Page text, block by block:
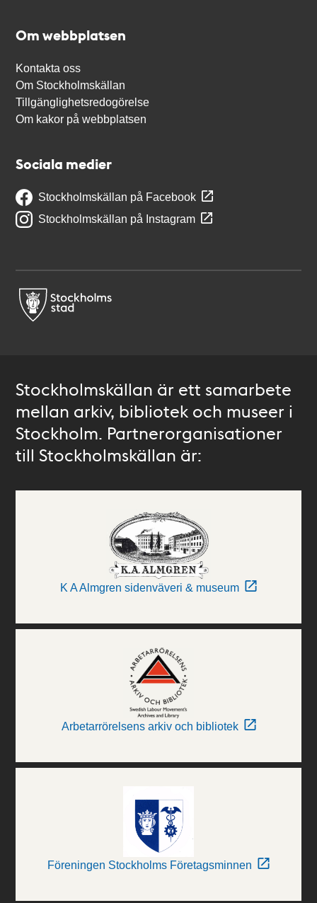
Om webbplatsen
Kontakta oss
Om Stockholmskällan
Tillgänglighetsredogörelse
Om kakor på webbplatsen
Sociala medier
Stockholmskällan på Facebook
Stockholmskällan på Instagram
Stockholmskällan är ett samarbete
mellan arkiv, bibliotek och museer i
Stockholm. Partnerorganisationer
till Stockholmskällan är:
K A Almgren sidenväveri & museum
Arbetarrörelsens arkiv och bibliotek
Föreningen Stockholms Företagsminnen